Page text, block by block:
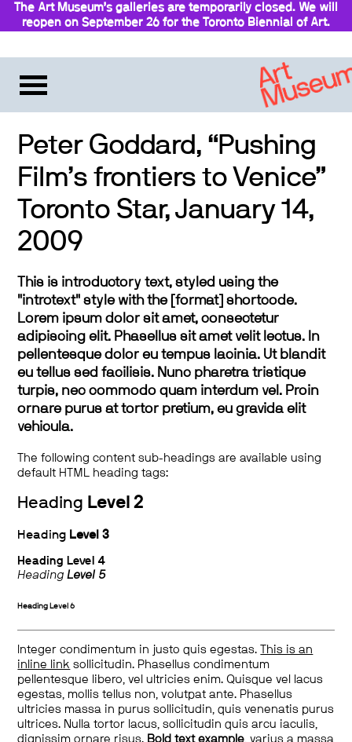
The Art Museum’s galleries are temporarily closed. We will
reopen on September 26 for the Toronto Biennial of Art.
Peter Goddard, “Pushing
Film’s frontiers to Venice”
Toronto Star, January 14,
2009
This is introductory text, styled using the
"introtext" style with the [format] shortcode.
Lorem ipsum dolor sit amet, consectetur
adipiscing elit. Phasellus sit amet velit lectus. In
pellentesque dolor eu tempus lacinia. Ut blandit
eu tellus sed facilisis. Nunc pharetra tristique
turpis, nec commodo quam interdum vel. Proin
ornare purus at tortor pretium, eu gravida elit
vehicula.
The following content sub-headings are available using
default HTML heading tags:
Heading Level 2
Heading Level 3
Heading Level 4
HeadingLevel 5
Heading Level 6
Integer condimentum in justo quis egestas.
This is an
inline link sollicitudin. Phasellus condimentum
pellentesque libero, vel ultricies enim. Quisque vel lacus
egestas, mollis tellus non, volutpat ante. Phasellus
ultricies massa in purus sollicitudin, quis venenatis purus
ultrices. Nulla tortor lacus, sollicitudin quis arcu iaculis,
dignissim ornare risus. Bold text example, varius a massa